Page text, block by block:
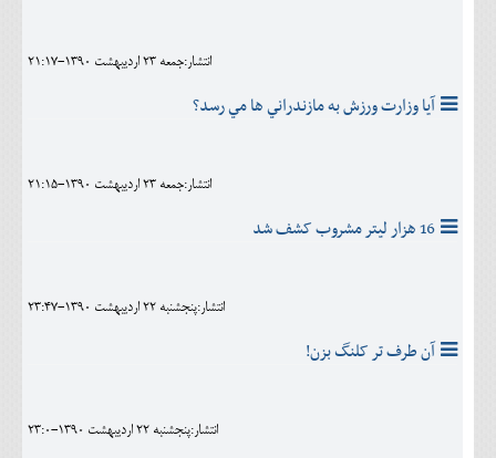
انتشار:جمعه 23 ارديبهشت 1390-21:17
آيا وزارت ورزش به مازندراني ها مي رسد؟
انتشار:جمعه 23 ارديبهشت 1390-21:15
16 هزار ليتر مشروب کشف شد
انتشار:پنجشنبه 22 ارديبهشت 1390-23:47
آن طرف تر کلنگ بزن!
انتشار:پنجشنبه 22 ارديبهشت 1390-23:0